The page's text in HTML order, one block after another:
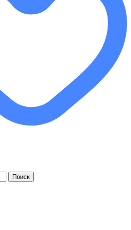
Поиск